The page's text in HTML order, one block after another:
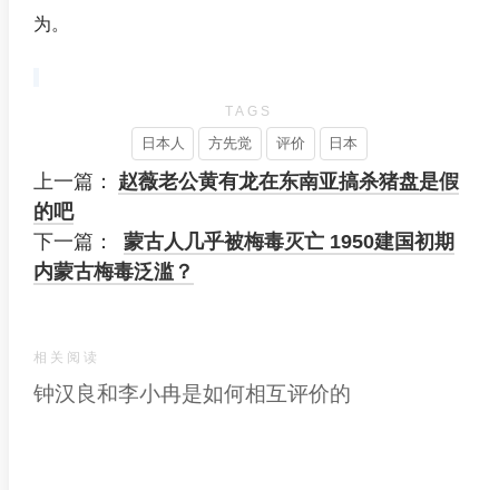
为。
TAGS
日本人 方先觉 评价 日本
上一篇：
赵薇老公黄有龙在东南亚搞杀猪盘是假
的吧
下一篇：
蒙古人几乎被梅毒灭亡 1950建国初期
内蒙古梅毒泛滥？
相关阅读
钟汉良和李小冉是如何相互评价的